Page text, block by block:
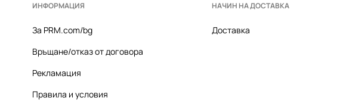
ИНФОРМАЦИЯ
За PRM.com/bg
Връщане/отказ от договора
Рекламация
Правила и условия
НАЧИН НА ДОСТАВКА
Доставка